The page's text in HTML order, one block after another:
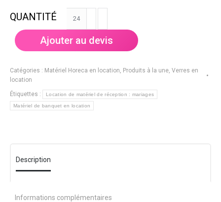
à
16cl
pièces)
Ajouter au devis
Catégories : Matériel Horeca en location Produits à la une Verres en
location
Étiquettes : Location de matériel de réception : mariages
Matériel de banquet en location
Description
Informations complémentaires